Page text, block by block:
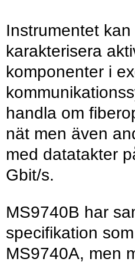
Instrumentet
karakterisera
komponenter i
handla om
nät men även
med datatakter
Gbit/s.
MS9740B har
specifikation
MS9740A, men